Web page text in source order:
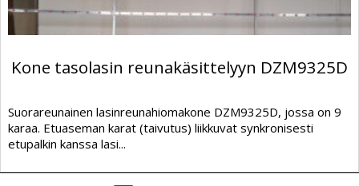
Kone tasolasin reunakäsittelyyn DZM9325D
Suorareunainen lasinreunahiomakone DZM9325D, jossa on 9
karaa. Etuaseman karat (taivutus) liikkuvat synkronisesti
etupalkin kanssa lasi...